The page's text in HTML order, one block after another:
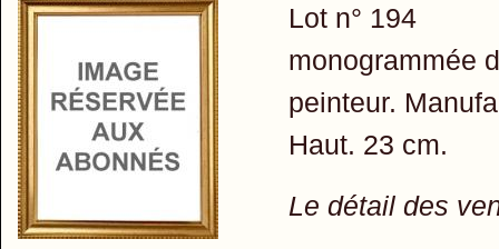
Lot n° 194
monogrammée
peinteur.
Haut. 23 cm.
Le détail des